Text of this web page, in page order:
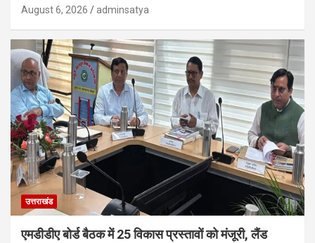
August 6, 2026 adminsatya
उत्तराखंड
एमडीडीए बोर्ड बैठक में 25 विकास प्रस्तावों को मंजूरी, लैंड